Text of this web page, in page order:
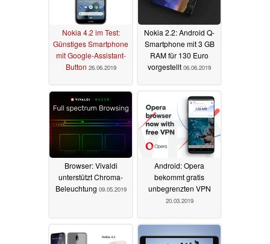
Nokia 4.2 im Test:
Günstiges Smartphone
mit Google-Assistant-
Button 26.06.2019
Nokia 2.2: Android Q-
Smartphone mit 3 GB
RAM für 130 Euro
vorgestellt 06.06.2019
Browser: Vivaldi
unterstützt Chroma-
Beleuchtung 09.05.2019
Android: Opera
bekommt gratis
unbegrenzten VPN
20.03.2019